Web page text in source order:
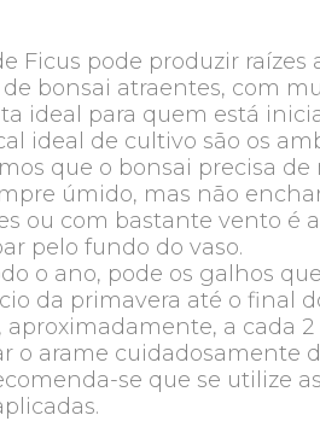
Ficus pode produzir
bonsai atraentes, com
ideal para quem está
ideal de cultivo são os
que o bonsai precisa
úmido, mas não
ou com bastante vento é
pelo fundo do vaso.
o ano, pode os galhos
da primavera até o final
a cada 2
o arame cuidadosamente
se que se utilize